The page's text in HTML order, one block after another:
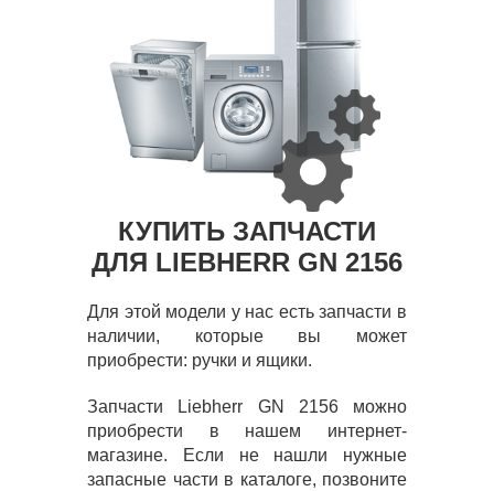
КУПИТЬ ЗАПЧАСТИ
ДЛЯ LIEBHERR GN 2156
Для этой модели у нас есть запчасти в
наличии, которые вы может
приобрести: ручки и ящики.
Запчасти Liebherr GN 2156 можно
приобрести в нашем интернет-
магазине. Если не нашли нужные
запасные части в каталоге, позвоните